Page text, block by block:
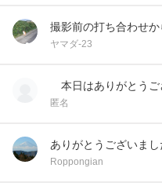
撮影前の打ち合わせ
ヤマダ-23
本日はありがとうご
匿名
ありがとうございま
Roppongian